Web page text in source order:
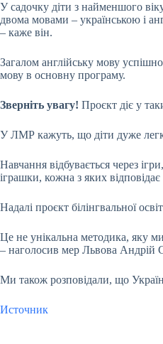
У садочку діти з найменшого
двома мовами – українською і
– каже він.
Загалом англійську мову
мову в основну програму.
Зверніть увагу! Проєкт діє у
У ЛМР кажуть, що діти дуже
Навчання відбувається через
іграшки, кожна з яких
Надалі проєкт білінгвальної
Це не унікальна методика, яку
– наголосив мер Львова Андрій
Ми також розповідали, що
Источник